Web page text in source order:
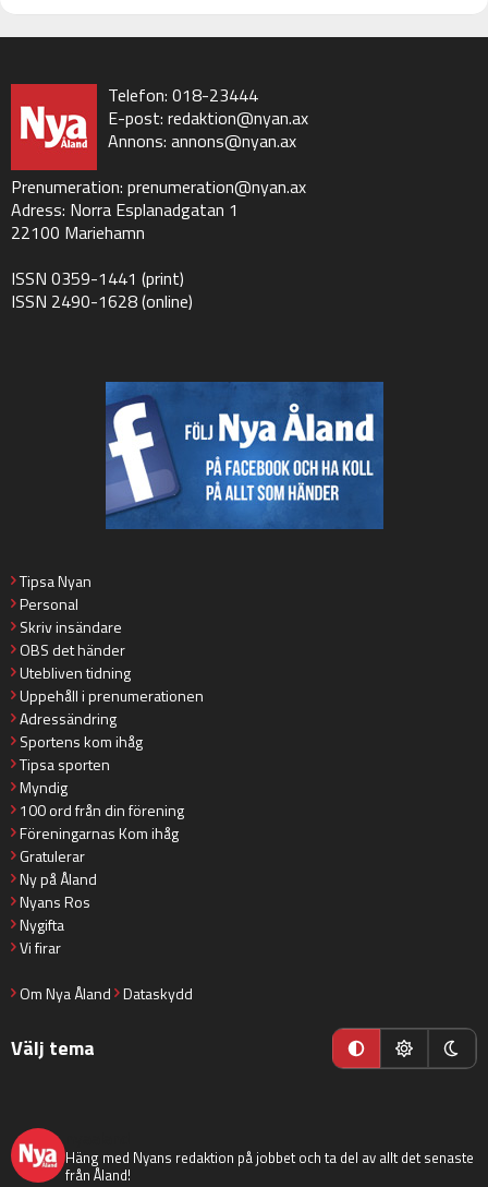
Telefon: 018-23444
E-post: redaktion@nyan.ax
Annons: annons@nyan.ax
Prenumeration: prenumeration@nyan.ax
Adress: Norra Esplanadgatan 1
22100 Mariehamn
ISSN 0359-1441 (print)
ISSN 2490-1628 (online)
Tipsa Nyan
Personal
Skriv insändare
OBS det händer
Utebliven tidning
Uppehåll i prenumerationen
Adressändring
Sportens kom ihåg
Tipsa sporten
Myndig
100 ord från din förening
Föreningarnas Kom ihåg
Gratulerar
Ny på Åland
Nyans Ros
Nygifta
Vi firar
Om Nya Åland Dataskydd
Välj tema
Häng med Nyans redaktion på jobbet och ta del av allt det senaste
från Åland!